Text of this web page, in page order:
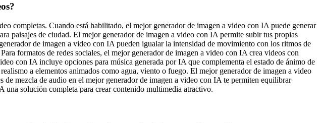
completas. Cuando está habilitado, el mejor generador de imagen a video con IA puede generar
paisajes de ciudad. El mejor generador de imagen a video con IA permite subir tus propias
de imagen a video con IA pueden igualar la intensidad de movimiento con los ritmos de
formatos de redes sociales, el mejor generador de imagen a video con IA crea videos con
con IA incluye opciones para música generada por IA que complementa el estado de ánimo de
a elementos animados como agua, viento o fuego. El mejor generador de imagen a video
mezcla de audio en el mejor generador de imagen a video con IA te permiten equilibrar
una solución completa para crear contenido multimedia atractivo.